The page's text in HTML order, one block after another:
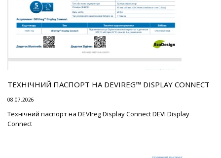
ТЕХНІЧНИЙ ПАСПОРТ НА DEVIREG™ DISPLAY CONNECT
08.07.2026
Технічний паспорт на DEVIreg Display Connect DEVI Display
Connect